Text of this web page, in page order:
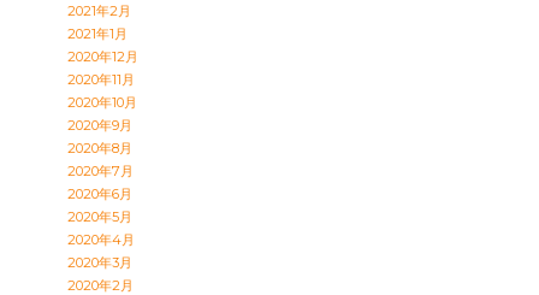
2021年2月
2021年1月
2020年12月
2020年11月
2020年10月
2020年9月
2020年8月
2020年7月
2020年6月
2020年5月
2020年4月
2020年3月
2020年2月